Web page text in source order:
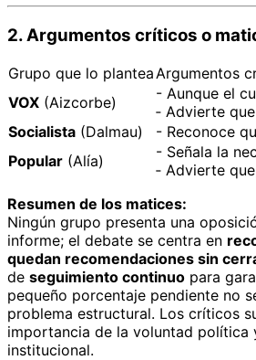
2. Argumentos críticos o
Grupo que lo plantea Argumentos
VOX (Aizcorbe) - Aunque el
‑ Advierte
Socialista (Dalmau) - Reconoce
Popular (Alía) - Señala la
‑ Advierte
Resumen de los matices:
Ningún grupo presenta una
informe; el debate se centra en
quedan recomendaciones sin
de seguimiento continuo para
pequeño porcentaje pendiente no
problema estructural. Los críticos
importancia de la voluntad política
institucional.